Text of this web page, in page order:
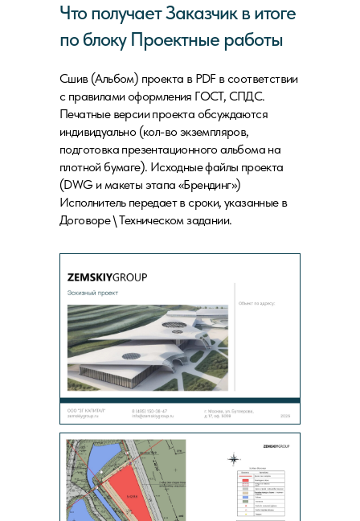
Что получает Заказчик в итоге
по блоку Проектные работы
Сшив (Альбом) проекта в PDF в соответствии
с правилами оформления ГОСТ, СПДС.
Печатные версии проекта обсуждаются
индивидуально (кол-во экземпляров,
подготовка презентационного альбома на
плотной бумаге). Исходные файлы проекта
(DWG и макеты этапа «Брендинг»)
Исполнитель передает в сроки, указанные в
Договоре \ Техническом задании.